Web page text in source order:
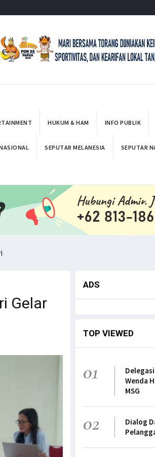
HUKUM & HAM INFO PUBLIK
SEPUTAR MELANESIA SEPUTAR
Gelar
ADS
TOP VIEWED
01
Wenda
MSG
02
Dialog